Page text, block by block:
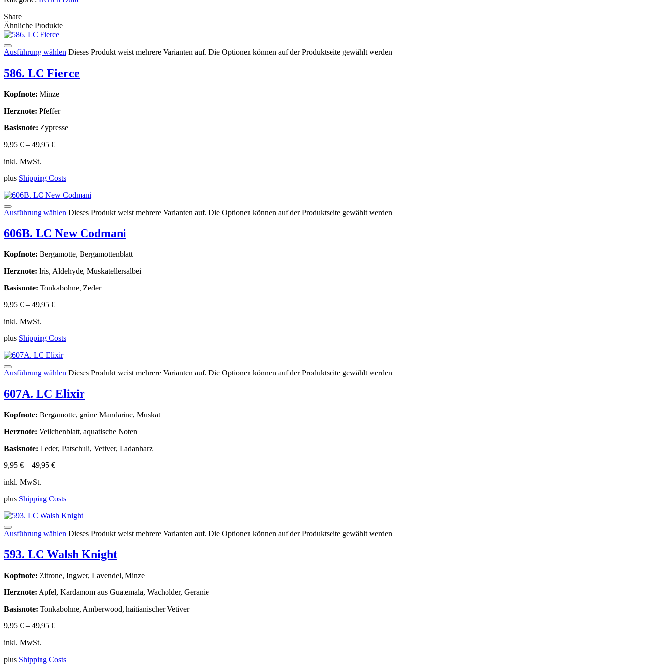
Share
Ähnliche Produkte
Ausführung wählen Dieses Produkt weist mehrere Varianten auf. Die Optionen können auf der Produktseite gewählt werden
586. LC Fierce
Kopfnote: Minze
Herznote: Pfeffer
Basisnote: Zypresse
9,95 € – 49,95 €
inkl. MwSt.
plus Shipping Costs
Ausführung wählen Dieses Produkt weist mehrere Varianten auf. Die Optionen können auf der Produktseite gewählt werden
606B. LC New Codmani
Kopfnote: Bergamotte, Bergamottenblatt
Herznote: Iris, Aldehyde, Muskatellersalbei
Basisnote: Tonkabohne, Zeder
9,95 € – 49,95 €
inkl. MwSt.
plus Shipping Costs
Ausführung wählen Dieses Produkt weist mehrere Varianten auf. Die Optionen können auf der Produktseite gewählt werden
607A. LC Elixir
Kopfnote: Bergamotte, grüne Mandarine, Muskat
Herznote: Veilchenblatt, aquatische Noten
Basisnote: Leder, Patschuli, Vetiver, Ladanharz
9,95 € – 49,95 €
inkl. MwSt.
plus Shipping Costs
Ausführung wählen Dieses Produkt weist mehrere Varianten auf. Die Optionen können auf der Produktseite gewählt werden
593. LC Walsh Knight
Kopfnote: Zitrone, Ingwer, Lavendel, Minze
Herznote: Apfel, Kardamom aus Guatemala, Wacholder, Geranie
Basisnote: Tonkabohne, Amberwood, haitianischer Vetiver
9,95 € – 49,95 €
inkl. MwSt.
plus Shipping Costs